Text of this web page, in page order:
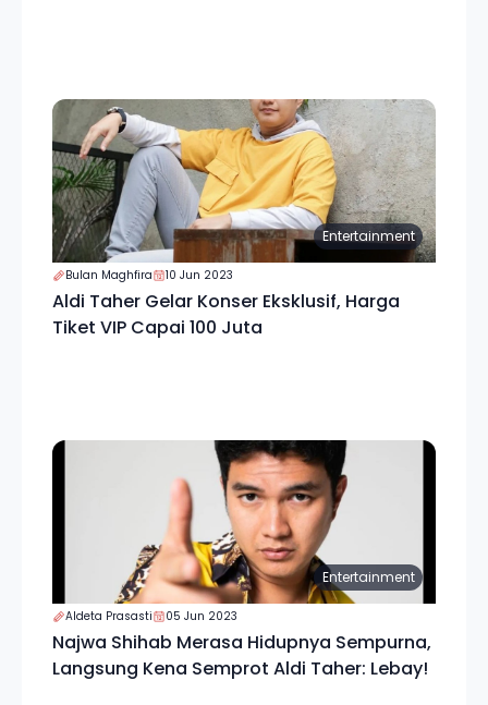
Entertainment
Bulan Maghfira 10 Jun 2023
Aldi Taher Gelar Konser Eksklusif, Harga
Tiket VIP Capai 100 Juta
Entertainment
Aldeta Prasasti 05 Jun 2023
Najwa Shihab Merasa Hidupnya Sempurna,
Langsung Kena Semprot Aldi Taher: Lebay!